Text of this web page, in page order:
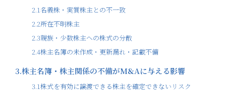
2.1名義株・実質株主との不一致
2.2所在不明株主
2.3親族・少数株主への株式の分散
2.4株主名簿の未作成・更新漏れ・記載不備
3.株主名簿・株主関係の不備がM&Aに与える影響
3.1株式を有効に譲渡できる株主を確定できないリスク